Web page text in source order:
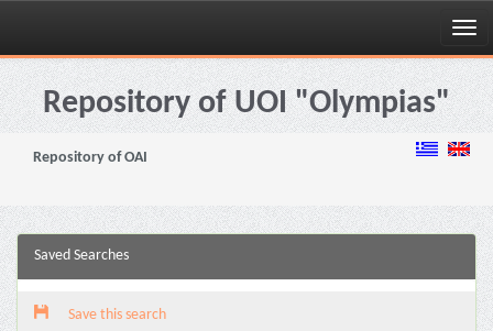
Skip
navigationRepository of UOI "Olympias"
Repository of OAI
Saved Searches
Save this search